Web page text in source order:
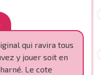
qui ravira tous
y jouer soit en
Le cote